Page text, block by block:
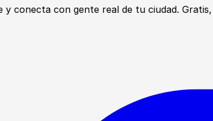
conecta con gente real de tu ciudad.